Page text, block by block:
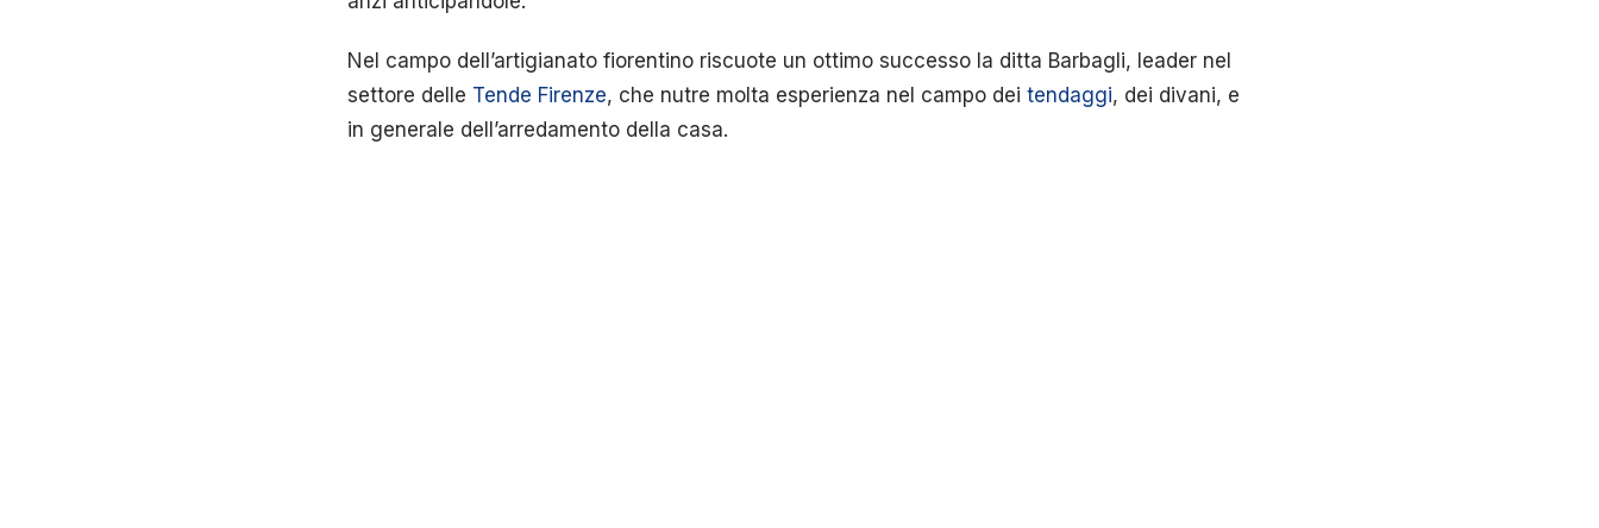
Nel campo dell’artigianato fiorentino riscuote un ottimo successo la ditta Barbagli, leader nel
settore delle Tende Firenze, che nutre molta esperienza nel campo dei tendaggi, dei divani, e
in generale dell’arredamento della casa.